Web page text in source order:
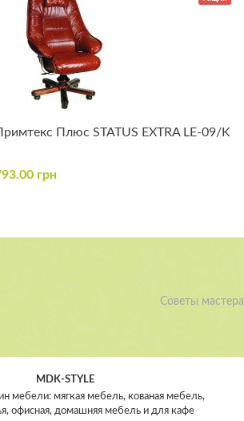
Плюс STATUS EXTRA LE-09/K
грн
Советы мастера
MDK-STYLE
мебели: мягкая мебель, кованая мебель,
офисная, домашняя мебель и для кафе